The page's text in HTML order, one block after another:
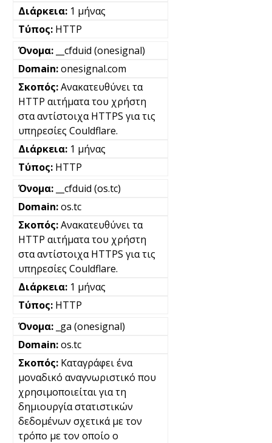
1 μήνας
HTTP
__cfduid (onesignal)
onesignal.com
Ανακατευθύνει τα
HTTP αιτήματα του χρήστη
στα αντίστοιχα HTTPS για τις
υπηρεσίες Couldflare.
1 μήνας
HTTP
__cfduid (os.tc)
os.tc
Ανακατευθύνει τα
HTTP αιτήματα του χρήστη
στα αντίστοιχα HTTPS για τις
υπηρεσίες Couldflare.
1 μήνας
HTTP
_ga (onesignal)
os.tc
Καταγράφει ένα
μοναδικό αναγνωριστικό που
χρησιμοποιείται για τη
δημιουργία στατιστικών
δεδομένων σχετικά με τον
τρόπο με τον οποίο ο